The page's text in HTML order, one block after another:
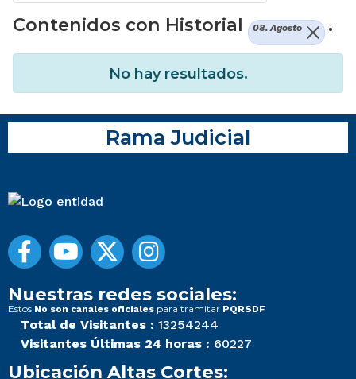
Contenidos con Historial 08. Agosto .
No hay resultados.
Rama Judicial
Nuestras redes sociales:
Estos No son canales oficiales para tramitar PQRSDF
Total de Visitantes : 13254244
Visitantes Últimas 24 horas : 60227
Ubicación Altas Cortes: